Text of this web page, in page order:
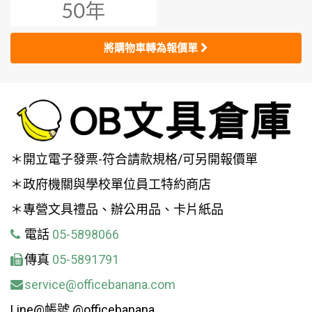
將購物車轉為報價單
＊開立電子發票-符合請款規格/可另開報價單
＊政府機關與學校單位員工特約商店
＊專營文具禮品、辦公用品、卡片紙品
電話 05-5898066
傳真 05-5891791
service@officebanana.com